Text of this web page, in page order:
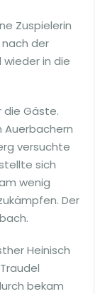
Zuspielerin
der
in die
die Gäste.
Auerbachern
versuchte
sich
wenig
Der
Heinisch
bekam